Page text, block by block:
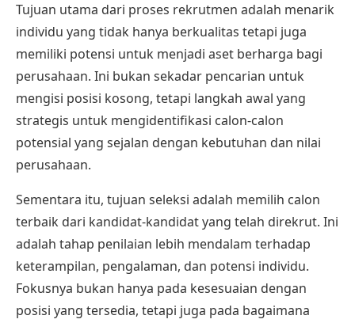
Tujuan utama dari proses rekrutmen adalah menarik
individu yang tidak hanya berkualitas tetapi juga
memiliki potensi untuk menjadi aset berharga bagi
perusahaan. Ini bukan sekadar pencarian untuk
mengisi posisi kosong, tetapi langkah awal yang
strategis untuk mengidentifikasi calon-calon
potensial yang sejalan dengan kebutuhan dan nilai
perusahaan.
Sementara itu, tujuan seleksi adalah memilih calon
terbaik dari kandidat-kandidat yang telah direkrut. Ini
adalah tahap penilaian lebih mendalam terhadap
keterampilan, pengalaman, dan potensi individu.
Fokusnya bukan hanya pada kesesuaian dengan
posisi yang tersedia, tetapi juga pada bagaimana